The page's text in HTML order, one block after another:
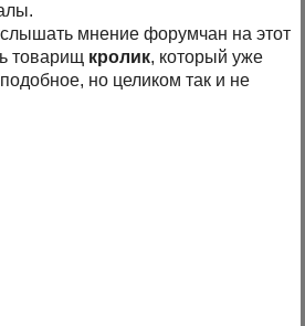
мнение форумчан на этот
товарищ кролик, который уже
но целиком так и не